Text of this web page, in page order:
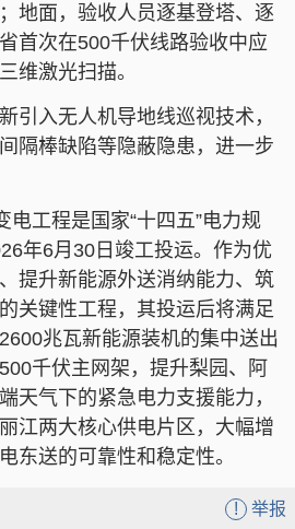
地面，验收人员逐基登塔、逐
首次在500千伏线路验收中应
维激光扫描。
入无人机导地线巡视技术，
隔棒缺陷等隐蔽隐患，进一步
工程是国家“十四五”电力规
年6月30日竣工投运。作为优
提升新能源外送消纳能力、筑
关键性工程，其投运后将满足
兆瓦新能源装机的集中送出
千伏主网架，提升梨园、阿
天气下的紧急电力支援能力，
江两大核心供电片区，大幅增
东送的可靠性和稳定性。
! 举报